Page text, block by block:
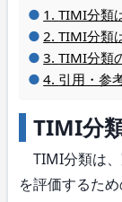
TIMI分類
TIMI分類
TIMI分類
引用・参
TIMI分
TIMI分類は、
を評価するた